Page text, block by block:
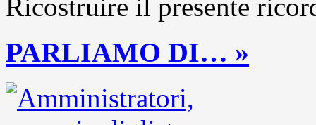
Ricostruire il presente
PARLIAMO DI… »